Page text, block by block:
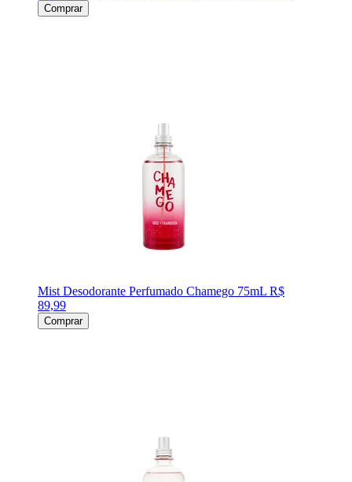
Comprar
Mist Desodorante Perfumado Chamego 75mL R$
89,99
Comprar